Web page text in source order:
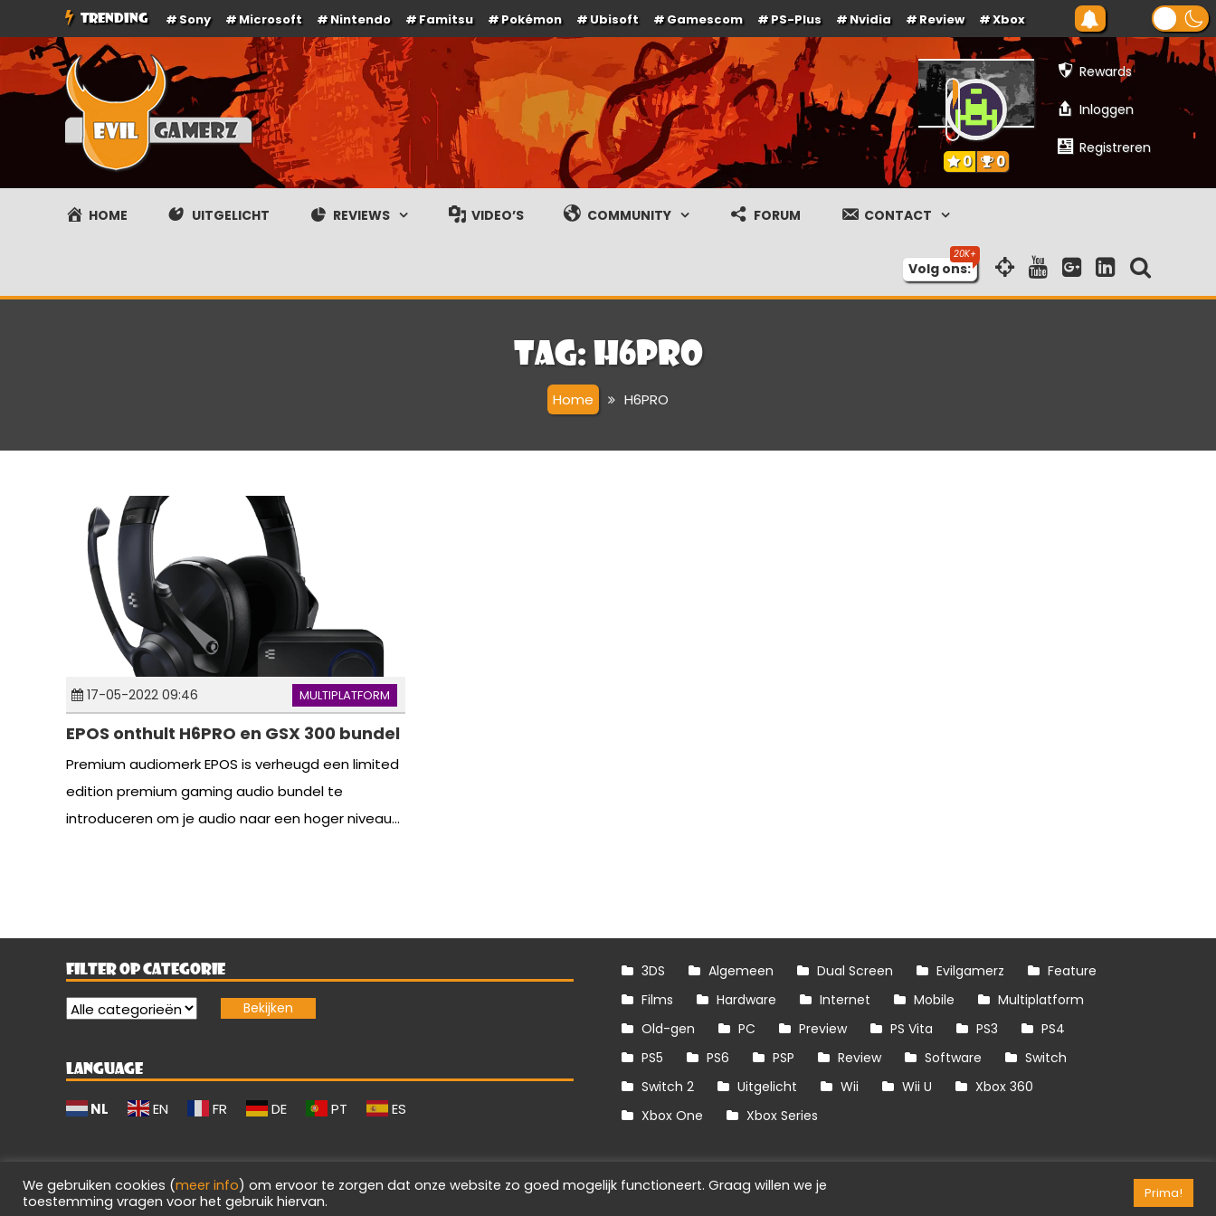
naar
de
TRENDING Sony Microsoft Nintendo Famitsu Pokémon Ubisoft Gamescom PS-Plus Nvidia Review Xbox
Evilgamerz
Het meest interessante game nieuws, reviews, coverage en gameplay streams
Rewards
Inloggen
Registreren
0 0
HOME UITGELICHT REVIEWS VIDEO’S COMMUNITY FORUM CONTACT
Volg ons:
Tag: H6PRO
Home H6PRO
17-05-2022 09:46 MULTIPLATFORM
EPOS onthult H6PRO en GSX 300 bundel
Premium audiomerk EPOS is verheugd een limited
edition premium gaming audio bundel te
introduceren om je audio naar een hoger niveau...
FILTER OP CATEGORIE
LANGUAGE
NL EN FR DE PT ES
3DS Algemeen Dual Screen Evilgamerz
Feature
Films
Hardware Internet Mobile
Multiplatform
Old-gen
PC Preview PS Vita PS3
PS4
PS5
PS6 PSP Review Software
Switch
Switch 2
Uitgelicht Wii Wii U
Xbox 360
Xbox One
Xbox Series
Evilgamerz 2026 - Alle rechten voorbehouden.
We gebruiken cookies (meer info) om ervoor te zorgen dat onze website zo goed mogelijk functioneert. Graag willen we je
toestemming vragen voor het gebruik hiervan.
Prima!